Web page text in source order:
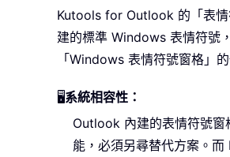
Kutools for Outlook 的「表
建的標準 Windows 表情符號
「Windows 表情符號窗格」的
🖥️系統相容性：
Outlook 內建的表情符號
能，必須另尋替代方案。